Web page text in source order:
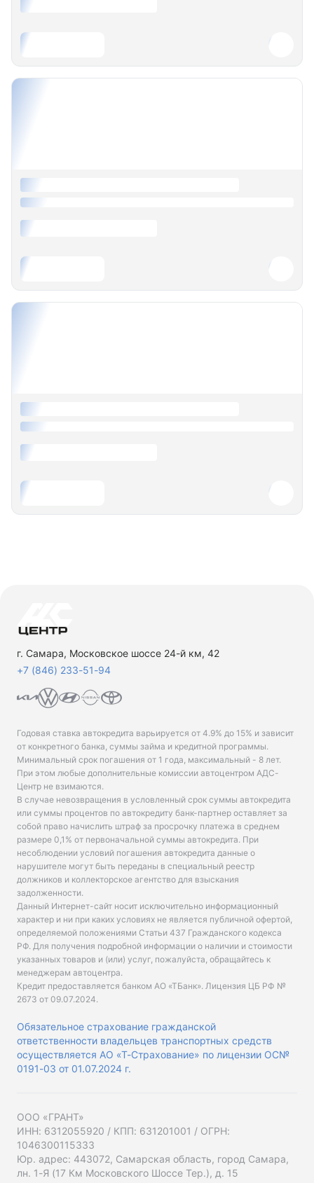
г. Самара, Московское шоссе 24-й км, 42
+7 (846) 233-51-94
Годовая ставка автокредита варьируется от 4.9% до 15% и зависит
от конкретного банка, суммы займа и кредитной программы.
Минимальный срок погашения от 1 года, максимальный - 8 лет.
При этом любые дополнительные комиссии автоцентром АДС-
Центр не взимаются.
В случае невозвращения в условленный срок суммы автокредита
или суммы процентов по автокредиту банк-партнер оставляет за
собой право начислить штраф за просрочку платежа в среднем
размере 0,1% от первоначальной суммы автокредита. При
несоблюдении условий погашения автокредита данные о
нарушителе могут быть переданы в специальный реестр
должников и коллекторское агентство для взыскания
задолженности.
Данный Интернет-сайт носит исключительно информационный
характер и ни при каких условиях не является публичной офертой,
определяемой положениями Статьи 437 Гражданского кодекса
РФ. Для получения подробной информации о наличии и стоимости
указанных товаров и (или) услуг, пожалуйста, обращайтесь к
менеджерам автоцентра.
Кредит предоставляется банком АО «ТБанк». Лицензия ЦБ РФ №
2673 от 09.07.2024.
Обязательное страхование гражданской
ответственности владельцев транспортных средств
осуществляется АО «Т-Страхование» по лицензии ОС№
0191-03 от 01.07.2024 г.
ООО «ГРАНТ»
ИНН: 6312055920 / КПП: 631201001 / ОГРН:
1046300115333
Юр. адрес: 443072, Самарская область, город Самара,
лн. 1-Я (17 Км Московского Шоссе Тер.), д. 15